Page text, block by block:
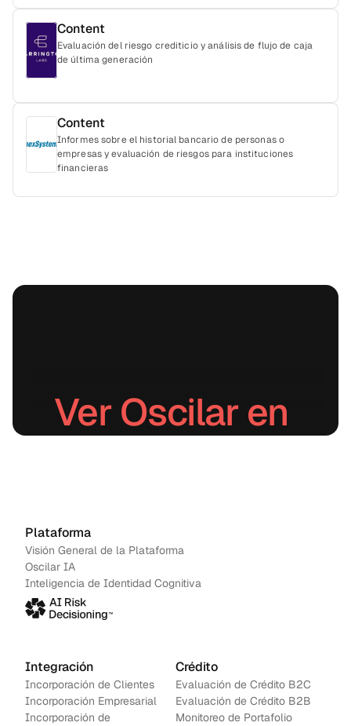
con los principales burós de crédito y proveedores de
datos alternativos, CRS ofrece soluciones de datos
crediticios adaptables y que cumplen con las normativas,
fáciles de integrar mediante API para empresas de
servicios financieros.
Content
Evaluación del riesgo crediticio y análisis de flujo de caja
de última generación
Content
Informes sobre el historial bancario de personas o
empresas y evaluación de riesgos para instituciones
financieras
Ver Oscilar en
Plataforma
Visión General de la Plataforma
Oscilar IA
Inteligencia de Identidad Cognitiva
Integración
Incorporación de Clientes
Incorporación Empresarial
Incorporación de
Crédito
Evaluación de Crédito B2C
Evaluación de Crédito B2B
Monitoreo de Portafolio